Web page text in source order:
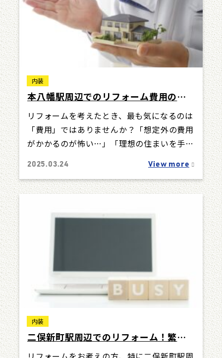
内装
本八幡駅周辺でのリフォーム費用の相
場と抑える方法！
リフォームを考えたとき、最も気になるのは
「費用」ではありませんか？「想定外の費用
がかかるのが怖い…」「理想の住まいを手に
2025.03.24 View more
内装
二俣新町駅周辺でのリフォーム！繁忙
期に成功させるための秘訣